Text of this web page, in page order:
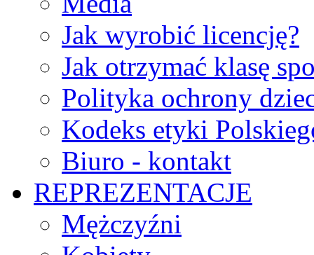
Jak wyrobić licencję?
Jak otrzymać klasę
Polityka ochrony
Kodeks etyki
Biuro - kontakt
REPREZENTACJE
Mężczyźni